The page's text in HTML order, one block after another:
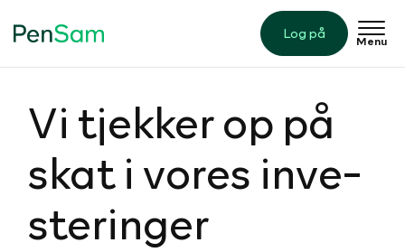
Log på Menu
Vi tjekker op på
skat i vores in­ve­
ste­rin­ger